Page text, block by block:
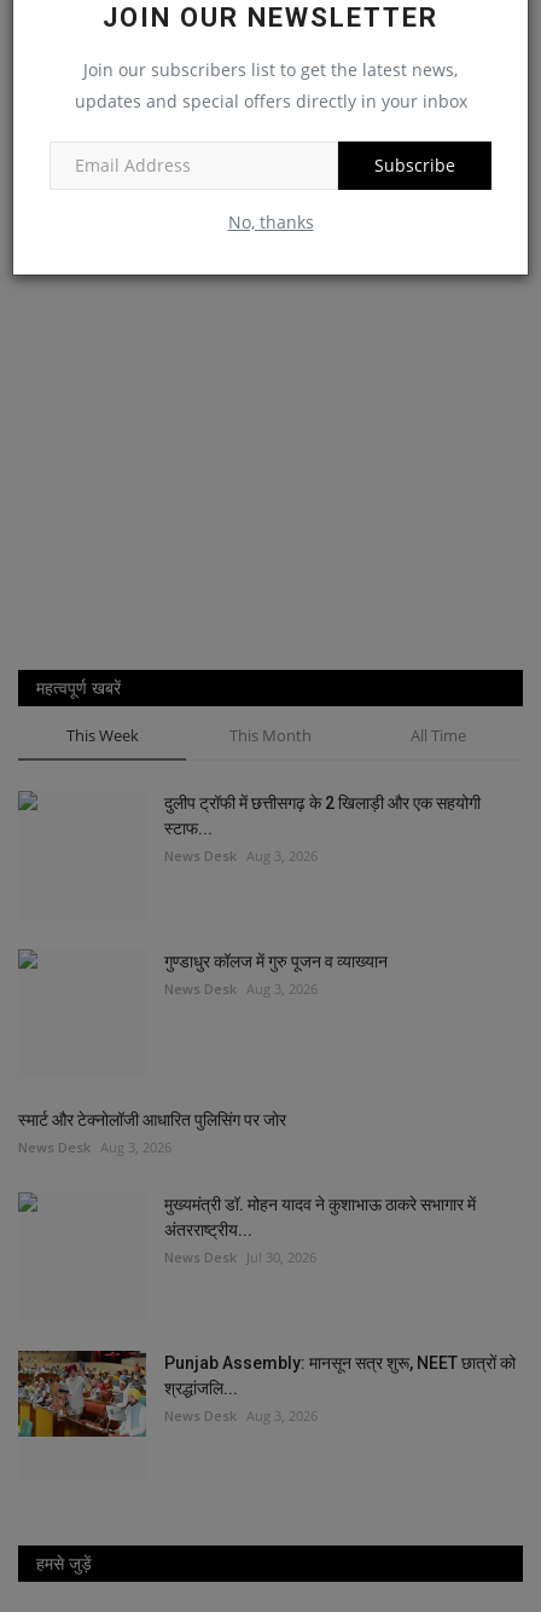
JOIN OUR NEWSLETTER
Join our subscribers list to get the latest news,
updates and special offers directly in your inbox
Subscribe
No, thanks
महत्वपूर्ण खबरें
This Week This Month All Time
दुलीप ट्रॉफी में छत्तीसगढ़ के 2 खिलाड़ी और एक सहयोगी
स्टाफ...
News Desk Aug 3, 2026
गुण्डाधुर कॉलज में गुरु पूजन व व्याख्यान
News Desk Aug 3, 2026
स्मार्ट और टेक्नोलॉजी आधारित पुलिसिंग पर जोर
News Desk Aug 3, 2026
मुख्यमंत्री डॉ. मोहन यादव ने कुशाभाऊ ठाकरे सभागार में
अंतरराष्ट्रीय...
News Desk Jul 30, 2026
Punjab Assembly: मानसून सत्र शुरू, NEET छात्रों को
श्रद्धांजलि...
News Desk Aug 3, 2026
हमसे जुड़ें